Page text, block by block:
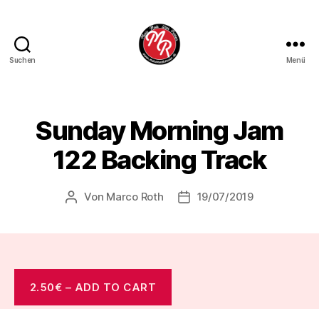
Suchen Menü
Sunday Morning Jam
122 Backing Track
Beitragsautor
Von Marco Roth Veröffentlichungsdatum
19/07/2019
2.50€ – ADD TO CART